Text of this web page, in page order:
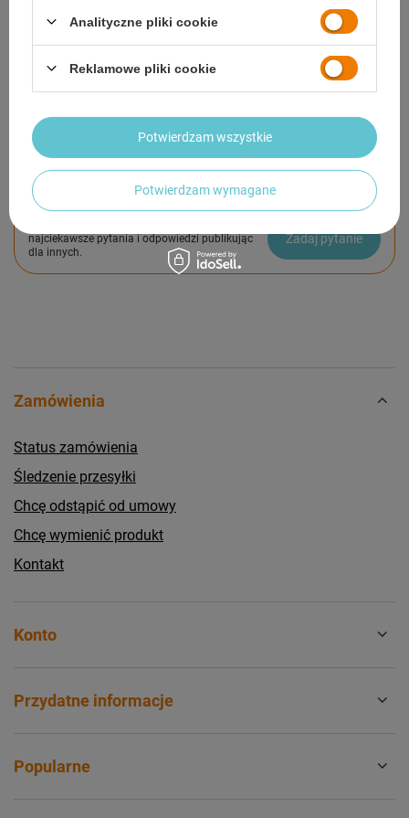
SZCZEGÓŁOWE DANE
OPINIE
Potrzebujesz pomocy? Masz pytania?
najciekawsze pytania i odpowiedzi publikując
dla innych.
Zadaj pytanie
Zamówienia
Status zamówienia
Śledzenie przesyłki
Chcę odstąpić od umowy
Chcę wymienić produkt
Kontakt
Konto
Przydatne informacje
Popularne
Analityczne pliki cookie
Reklamowe pliki cookie
Potwierdzam wymagane
Potwierdzam wszystkie